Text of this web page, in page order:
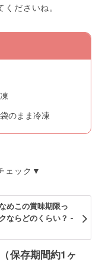
ださいね。
のまま冷凍
ェック▼
めこの賞味期限っ
ならどのくらい？ -
保存期間約1ヶ